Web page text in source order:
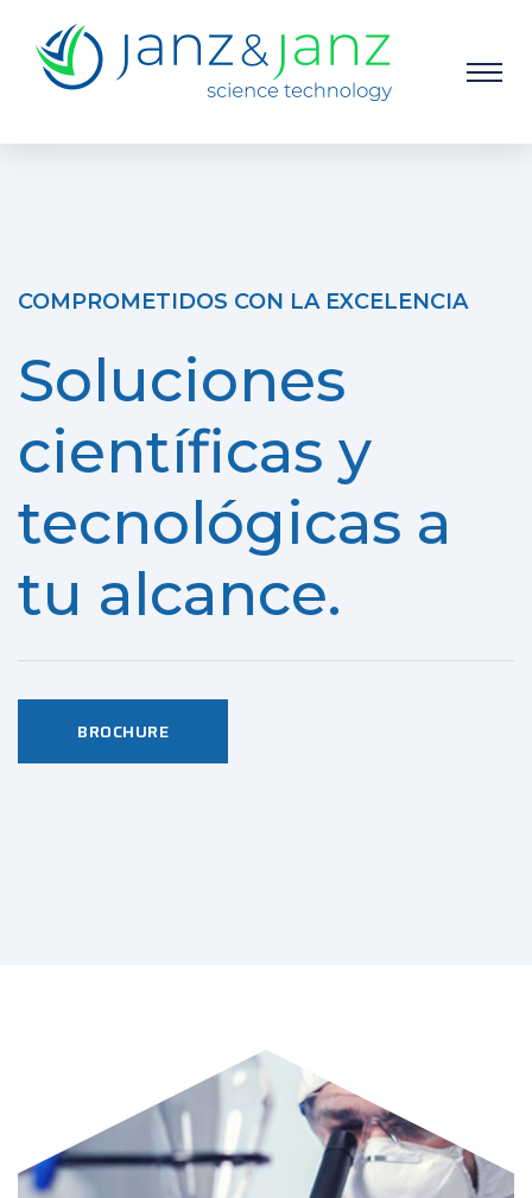
COMPROMETIDOS CON LA EXCELENCIA
Soluciones
científicas y
tecnológicas a
tu alcance.
BROCHURE